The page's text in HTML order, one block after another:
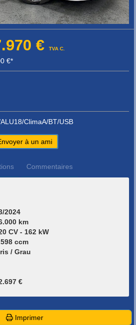
€ TVA C.
€*
ClimaA/BT/USB
à un ami
Commentaires
2024
km
CV - 162 kW
ccm
/ Grau
€
Imprimer